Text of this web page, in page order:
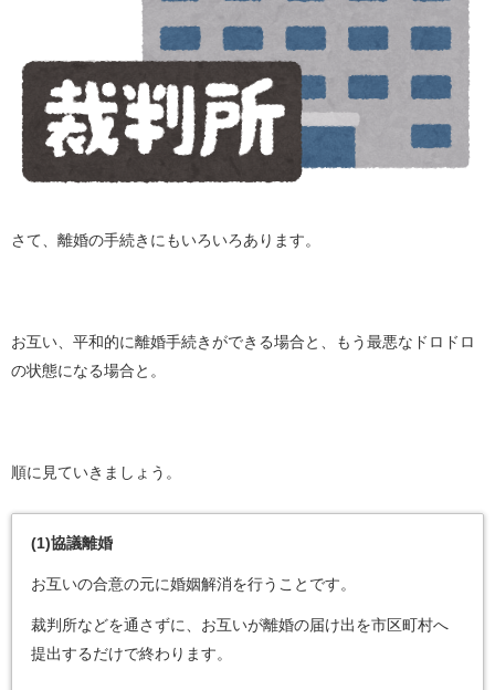
さて、離婚の手続きにもいろいろあります。
お互い、平和的に離婚手続きができる場合と、もう最悪なドロドロ
の状態になる場合と。
順に見ていきましょう。
(1)協議離婚
お互いの合意の元に婚姻解消を行うことです。
裁判所などを通さずに、お互いが離婚の届け出を市区町村へ
提出するだけで終わります。